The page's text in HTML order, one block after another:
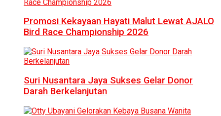
Promosi Kekayaan Hayati Malut Lewat AJALO
Bird Race Championship 2026
Suri Nusantara Jaya Sukses Gelar Donor
Darah Berkelanjutan